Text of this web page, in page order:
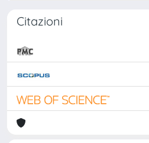
Citazioni